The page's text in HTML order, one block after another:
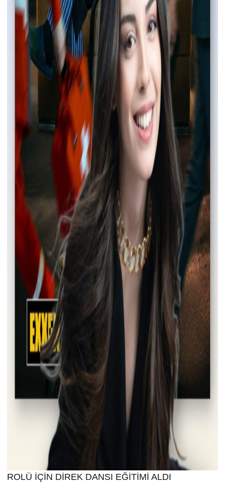
ROLÜ İÇİN DİREK DANSI EĞİTİMİ ALDI